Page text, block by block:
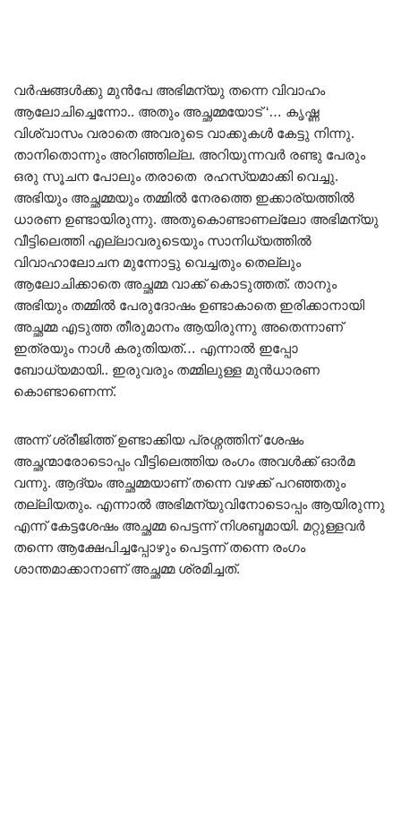
വർഷങ്ങൾക്കു മുൻപേ അഭിമന്യു തന്നെ വിവാഹം
ആലോചിച്ചെന്നോ.. അതും അച്ഛമ്മയോട് ‘… കൃഷ്ണ
വിശ്വാസം വരാതെ അവരുടെ വാക്കുകൾ കേട്ടു നിന്നു.
താനിതൊന്നും അറിഞ്ഞില്ല. അറിയുന്നവർ രണ്ടു പേരും
ഒരു സൂചന പോലും തരാതെ രഹസ്യമാക്കി വെച്ചു.
അഭിയും അച്ഛമ്മയും തമ്മിൽ നേരത്തെ ഇക്കാര്യത്തിൽ
ധാരണ ഉണ്ടായിരുന്നു. അതുകൊണ്ടാണല്ലോ അഭിമന്യു
വീട്ടിലെത്തി എല്ലാവരുടെയും സാനിധ്യത്തിൽ
വിവാഹാലോചന മുന്നോട്ടു വെച്ചതും തെല്ലും
ആലോചിക്കാതെ അച്ഛമ്മ വാക്ക് കൊടുത്തത്. താനും
അഭിയും തമ്മിൽ പേരുദോഷം ഉണ്ടാകാതെ ഇരിക്കാനായി
അച്ഛമ്മ എടുത്ത തീരുമാനം ആയിരുന്നു അതെന്നാണ്
ഇത്രയും നാൾ കരുതിയത്… എന്നാൽ ഇപ്പോ
ബോധ്യമായി.. ഇരുവരും തമ്മിലുള്ള മുൻധാരണ
കൊണ്ടാണെന്ന്.
അന്ന് ശ്രീജിത്ത്‌ ഉണ്ടാക്കിയ പ്രശ്നത്തിന് ശേഷം
അച്ഛന്മാരോടൊപ്പം വീട്ടിലെത്തിയ രംഗം അവൾക്ക് ഓർമ
വന്നു. ആദ്യം അച്ഛമ്മയാണ് തന്നെ വഴക്ക് പറഞ്ഞതും
തല്ലിയതും. എന്നാൽ അഭിമന്യുവിനോടൊപ്പം ആയിരുന്നു
എന്ന് കേട്ടശേഷം അച്ഛമ്മ പെട്ടന്ന് നിശബ്ദമായി. മറ്റുള്ളവർ
തന്നെ ആക്ഷേപിച്ചപ്പോഴും പെട്ടന്ന് തന്നെ രംഗം
ശാന്തമാക്കാനാണ് അച്ഛമ്മ ശ്രമിച്ചത്.